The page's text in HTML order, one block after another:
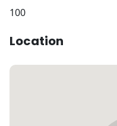
100
Location